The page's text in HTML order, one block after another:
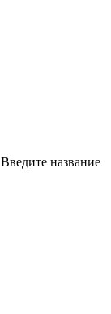
Введите название